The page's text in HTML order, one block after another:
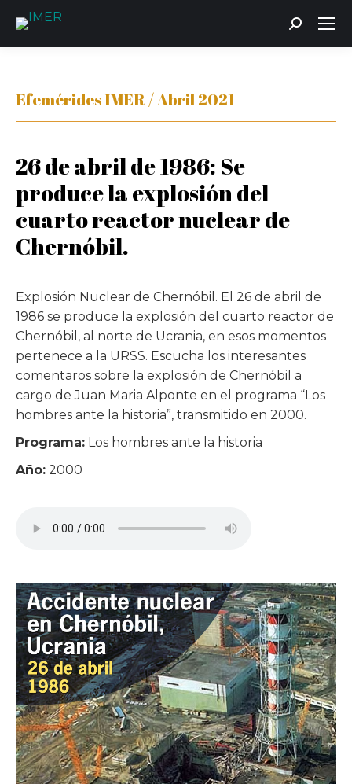
Buscar:
Efemérides IMER / Abril 2021
26 de abril de 1986: Se
produce la explosión del
cuarto reactor nuclear de
Chernóbil.
Explosión Nuclear de Chernóbil. El 26 de abril de
1986 se produce la explosión del cuarto reactor de
Chernóbil, al norte de Ucrania, en esos momentos
pertenece a la URSS. Escucha los interesantes
comentaros sobre la explosión de Chernóbil a
cargo de Juan Maria Alponte en el programa “Los
hombres ante la historia”, transmitido en 2000.
Programa: Los hombres ante la historia
Año: 2000